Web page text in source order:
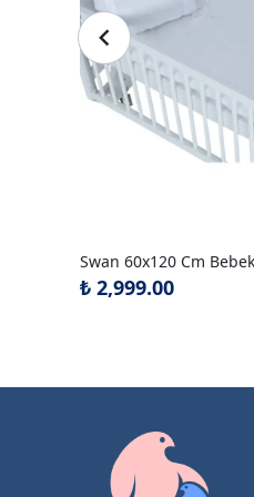
Swan 60x120 Cm
₺ 2,999.00